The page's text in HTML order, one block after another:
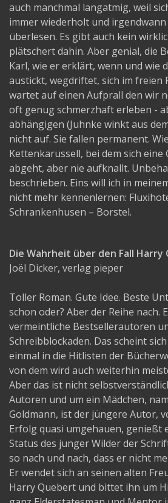
auch manchmal langatmig, weil
immer wiederholt und
überlesen. Es gibt auch kein
plätschert dahin. Aber genial, die
Karl, wie er erklärt, wenn und wie
austickt, wegdriftet, sich im freien
wartet auf einen Aufprall den wir
oft genug schmerzhaft erleben -
abhängigen (Juhnke winkt aus
nicht auf. Sie fallen permanent.
Kettenkarussell, bei dem sich eine
abgeht, aber nie aufknallt.
beschrieben. Eins will ich in
nicht mehr kennenlernen:
Schrankenhusen – Borstel.
Die Wahrheit über den Fall Harry
Joël Dicker, verlag pieper
Toller Roman. Gute Idee. Beste
schon oder? Aber der Reihe nach.
vermeintliche Bestsellerautoren
Schreibblockaden. Das scheint
einmal in die Hitlisten der
von dem wird auch weiterhin
Aber das ist nicht
Autoren und um ein Mädchen,
Goldmann, ist der jüngere Autor,
Erfolg quasi umgehauen, genießt
Status des junger Wilder der
so nach und nach, dass er nicht
Er wendet sich an seinen alten
Harry Quebert und bittet ihn um